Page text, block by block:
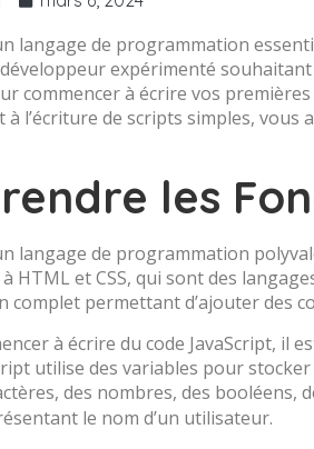
langage de programmation
expérimenté
commencer à écrire vos
l’écriture de scripts simples, vous
les
langage de programmation
HTML et CSS, qui sont des
complet permettant d’ajouter des
à écrire du code JavaScript,
utilise des variables pour
des nombres, des booléens,
le nom d’un utilisateur.